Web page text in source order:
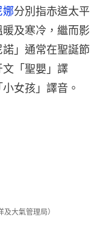
娜分別指赤道太平
及寒冷，繼而影
」通常在聖誕節
「聖嬰」譯
女孩」譯音。
大氣管理局）